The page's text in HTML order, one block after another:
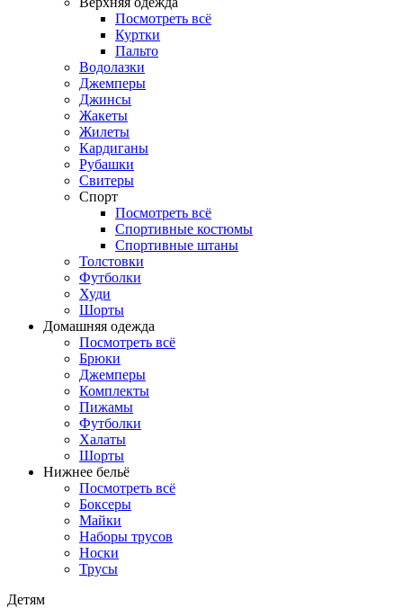
Посмотреть всё
Куртки
Пальто
Водолазки
Джемперы
Джинсы
Жакеты
Жилеты
Кардиганы
Рубашки
Свитеры
Спорт
Посмотреть всё
Спортивные костюмы
Спортивные штаны
Толстовки
Футболки
Худи
Шорты
Домашняя одежда
Посмотреть всё
Брюки
Джемперы
Комплекты
Пижамы
Футболки
Халаты
Шорты
Нижнее бельё
Посмотреть всё
Боксеры
Майки
Наборы трусов
Носки
Трусы
Детям